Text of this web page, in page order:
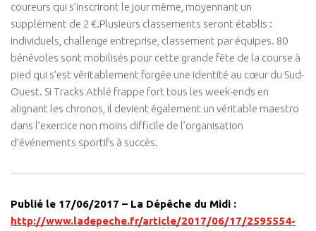
coureurs qui s’inscriront le jour même, moyennant un
supplément de 2 €.Plusieurs classements seront établis :
individuels, challenge entreprise, classement par équipes. 80
bénévoles sont mobilisés pour cette grande fête de la course à
pied qui s’est véritablement forgée une identité au cœur du Sud-
Ouest. Si Tracks Athlé frappe fort tous les week-ends en
alignant les chronos, il devient également un véritable maestro
dans l’exercice non moins difficile de l’organisation
d’événements sportifs à succès.
Publié le 17/06/2017 – La Dépêche du Midi :
http://www.ladepeche.fr/article/2017/06/17/2595554-